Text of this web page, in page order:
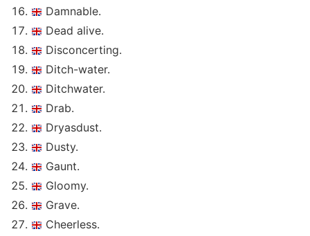
Damnable.
Dead alive.
Disconcerting.
Ditch-water.
Ditchwater.
Drab.
Dryasdust.
Dusty.
Gaunt.
Gloomy.
Grave.
Cheerless.